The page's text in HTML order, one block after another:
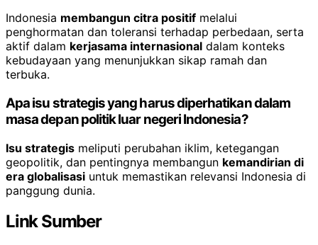
Indonesia membangun citra positif melalui
penghormatan dan toleransi terhadap perbedaan, serta
aktif dalam kerjasama internasional dalam konteks
kebudayaan yang menunjukkan sikap ramah dan
terbuka.
Apa isu strategis yang harus diperhatikan dalam
masa depan politik luar negeri Indonesia?
Isu strategis meliputi perubahan iklim, ketegangan
geopolitik, dan pentingnya membangun kemandirian di
era globalisasi untuk memastikan relevansi Indonesia di
panggung dunia.
Link Sumber